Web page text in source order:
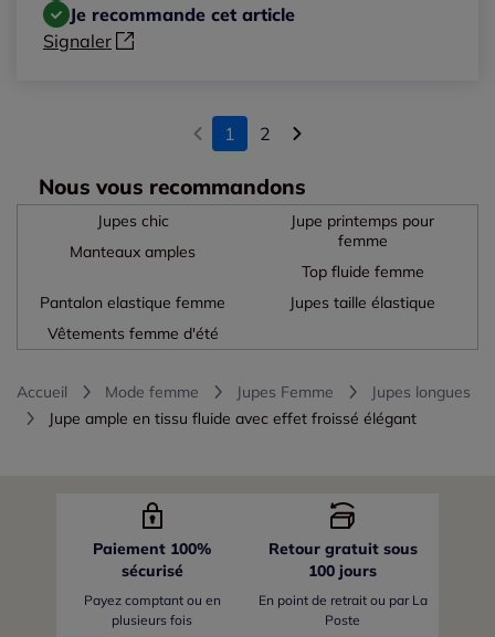
Je recommande cet article
Signaler
1 2
Nous vous recommandons
Jupes chic
Manteaux amples
Jupe printemps pour
femme
Top fluide femme
Pantalon elastique femme
Vêtements femme d'été
Jupes taille élastique
Accueil Mode femme Jupes Femme
Jupes longues
Jupe ample en tissu fluide avec effet froissé élégant
Paiement 100%
sécurisé
Payez comptant ou en
plusieurs fois
Retour gratuit sous
100 jours
En point de retrait ou par La
Poste